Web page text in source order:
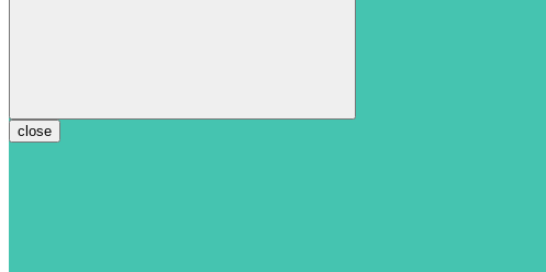
close